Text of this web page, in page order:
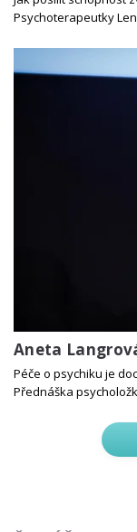
Psychoterapeutky
Aneta
Péče o psychiku je
Přednáška